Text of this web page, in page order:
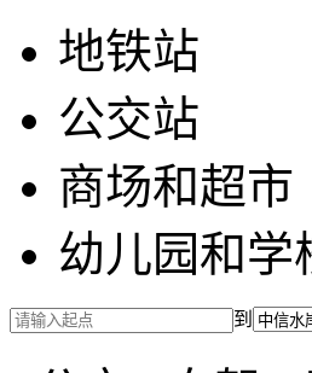
地铁站
公交站
商场和超市
幼儿园和学
到